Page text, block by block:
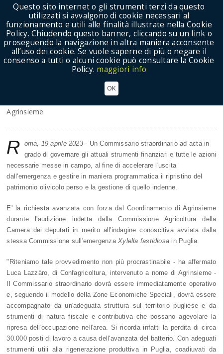
Show Menu
COMMISSARIO STRAORDINARIO
Agrinsieme
R oma, 19 aprile 2023- Un Commissario straordinario ad acta in
grado di governare gli attuali strumenti finanziari e tutte le azioni
necessarie messe in campo, al fine di accelerare l'uscita
dall'emergenza e gestire in maniera programmatica il ripristino del
patrimonio olivicolo perso e la gestione di quello indenne.
E' la richiesta avanzata con forza dal Coordinamento di Agrinsieme
durante l'audizione indetta dalla Commissione Agricoltura della
Camera dei deputati in merito all'indagine conoscitiva avviata dalla
stessa Commissione sull'emergenzaXylella fastidiosa in Puglia.
"Riteniamo tale provvedimento non più procrastinabile - ha affermato
Luca Lazzàro, di Confagricoltura, intervenuto a nome di Agrinsieme -
Il Commissario straordinario dovrà essere immediatamente operativo
e, seguendo il modello della Zone Economiche Speciali, dovrà essere
accompagnato da un'adeguata struttura sul territorio pugliese e da
strumenti di natura fiscale e contributiva che possano agevolare la
ripresa dell'occupazione nell'area. Si ricorda infatti la perdita di circa
30.000 posti di lavoro a causa dell'avanzata del batterio. Con adeguati
strumenti utili alla rigenerazione produttiva in Puglia, coadiuvati da
Questo sito internet o gli strumenti terzi da questo
utilizzati si avvalgono di cookie necessari al
funzionamento e utili alle finalità illustrate nella Cookie
Policy. Chiudendo questo banner, cliccando su un link o
proseguendo la navigazione in altra maniera acconsente
all’uso dei cookie. Se vuole saperne di più o negare il
consenso a tutti o alcuni cookie può consultare la Cookie
Policy. maggiori info
OK